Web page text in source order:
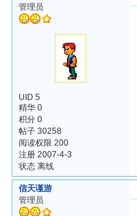
管理员
UID 5
精华 0
积分 0
帖子 30258
阅读权限 200
注册 2007-4-3
状态 离线
信天谨游
管理员